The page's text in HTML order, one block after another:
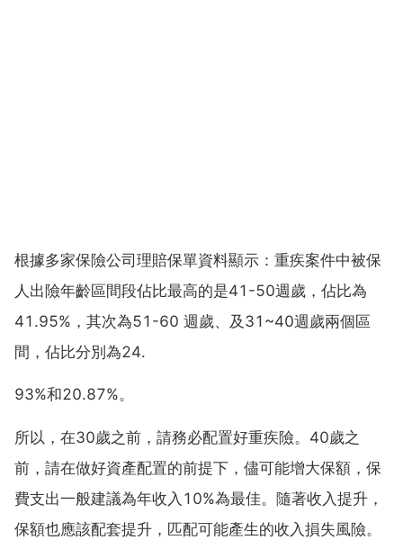
根據多家保險公司理賠保單資料顯示：重疾案件中被保
人出險年齡區間段佔比最高的是41-50週歲，佔比為
41.95%，其次為51-60 週歲、及31~40週歲兩個區
間，佔比分別為24.
93%和20.87%。
所以，在30歲之前，請務必配置好重疾險。40歲之
前，請在做好資產配置的前提下，儘可能增大保額，保
費支出一般建議為年收入10%為最佳。隨著收入提升，
保額也應該配套提升，匹配可能產生的收入損失風險。